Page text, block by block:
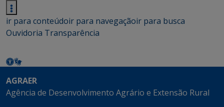
ir para conteúdoir para navegaçãoir para busca
Ouvidoria Transparência
AGRAER
Agência de Desenvolvimento Agrário e Extensão Rural